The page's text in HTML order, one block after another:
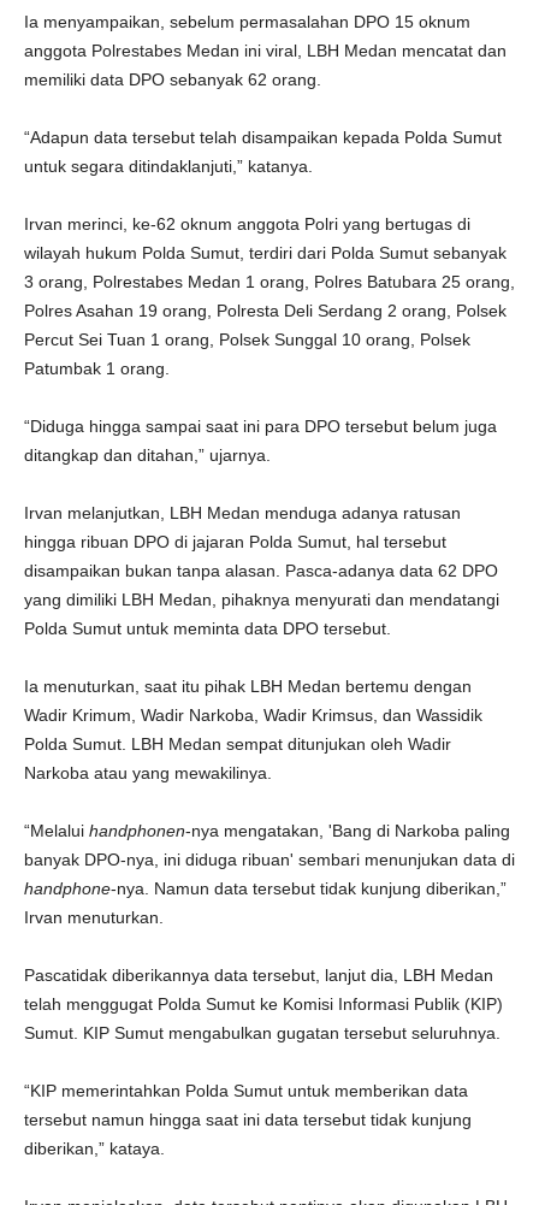
Ia menyampaikan, sebelum permasalahan DPO 15 oknum
anggota Polrestabes Medan ini viral, LBH Medan mencatat dan
memiliki data DPO sebanyak 62 orang.
“Adapun data tersebut telah disampaikan kepada Polda Sumut
untuk segara ditindaklanjuti,” katanya.
Irvan merinci, ke-62 oknum anggota Polri yang bertugas di
wilayah hukum Polda Sumut, terdiri dari Polda Sumut sebanyak
3 orang, Polrestabes Medan 1 orang, Polres Batubara 25 orang,
Polres Asahan 19 orang, Polresta Deli Serdang 2 orang, Polsek
Percut Sei Tuan 1 orang, Polsek Sunggal 10 orang, Polsek
Patumbak 1 orang.
“Diduga hingga sampai saat ini para DPO tersebut belum juga
ditangkap dan ditahan,” ujarnya.
Irvan melanjutkan, LBH Medan menduga adanya ratusan
hingga ribuan DPO di jajaran Polda Sumut, hal tersebut
disampaikan bukan tanpa alasan. Pasca-adanya data 62 DPO
yang dimiliki LBH Medan, pihaknya menyurati dan mendatangi
Polda Sumut untuk meminta data DPO tersebut.
Ia menuturkan, saat itu pihak LBH Medan bertemu dengan
Wadir Krimum, Wadir Narkoba, Wadir Krimsus, dan Wassidik
Polda Sumut. LBH Medan sempat ditunjukan oleh Wadir
Narkoba atau yang mewakilinya.
“Melalui handphonen-nya mengatakan, 'Bang di Narkoba paling
banyak DPO-nya, ini diduga ribuan' sembari menunjukan data di
handphone-nya. Namun data tersebut tidak kunjung diberikan,”
Irvan menuturkan.
Pascatidak diberikannya data tersebut, lanjut dia, LBH Medan
telah menggugat Polda Sumut ke Komisi Informasi Publik (KIP)
Sumut. KIP Sumut mengabulkan gugatan tersebut seluruhnya.
“KIP memerintahkan Polda Sumut untuk memberikan data
tersebut namun hingga saat ini data tersebut tidak kunjung
diberikan,” kataya.